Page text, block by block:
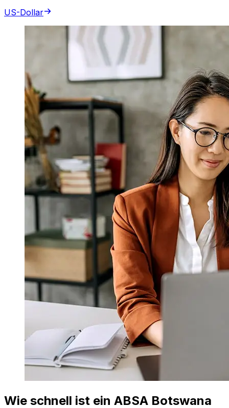
US-Dollar
Wie schnell ist ein ABSA Botswana